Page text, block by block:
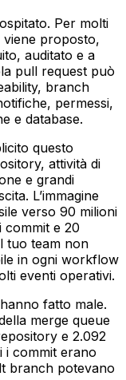
Per molti
proposto,
auditato e a
pull request può
branch
permessi,
e database.
questo
attività di
e grandi
L’immagine
verso 90 milioni
commit e 20
tuo team non
in ogni workflow
eventi operativi.
fatto male.
merge queue
e 2.092
i commit erano
branch potevano